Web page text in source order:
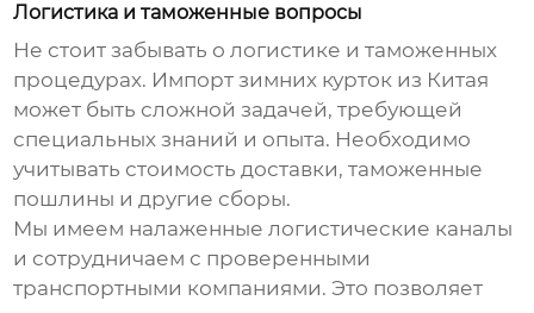
Логистика и таможенные вопросы
Не стоит забывать о логистике и таможенных
процедурах. Импортзимних курток из Китая
может быть сложной задачей, требующей
специальных знаний и опыта. Необходимо
учитывать стоимость доставки, таможенные
пошлины и другие сборы.
Мы имеем налаженные логистические каналы
и сотрудничаем с проверенными
транспортными компаниями. Это позволяет